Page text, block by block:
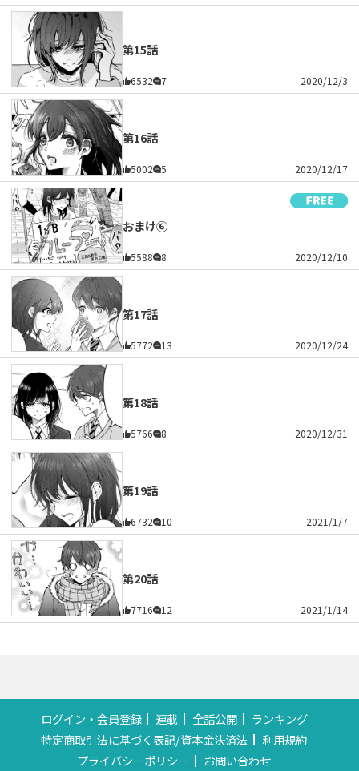
第15話
6532 7 2020/12/3
第16話
5002 5 2020/12/17
おまけ⑥
5588 8 2020/12/10
第17話
5772 13 2020/12/24
第18話
5766 8 2020/12/31
第19話
6732 10 2021/1/7
第20話
7716 12 2021/1/14
ログイン・会員登録 連載 全話公開
ランキング
特定商取引法に基づく表記/資本金決済法
利用規約
プライバシーポリシー
お問い合わせ